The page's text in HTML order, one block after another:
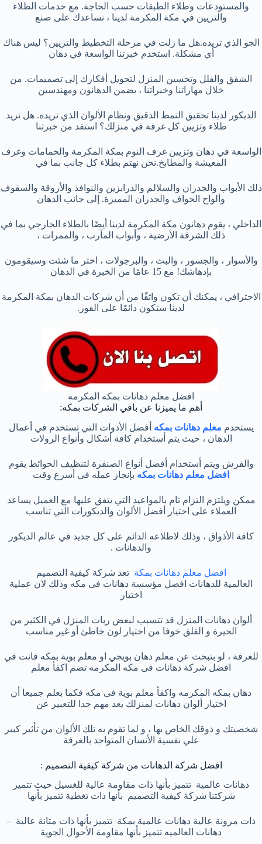
والمستودعات وطلاء الطبقات حسب الحاجة. مع خدمات الطلاء
والتزيين في مكة المكرمة لدينا ، نساعدك على صنع
الجو الذي تريده.هل ما زلت في مرحلة التخطيط والتزيين؟ ليس هناك
أي مشكلة. استخدم خبرتنا الواسعة في دهان
الشقق والفلل وتحسين المنزل لتحويل أفكارك إلى تصميمات. من
خلال مهاراتنا وخبراتنا ، يضمن الدهانون ومهندسين
الديكور لدينا تحقيق النمط الدقيق ونظام الألوان الذي تريده. هل تريد
طلاء وتزيين كل غرفة في منزلك؟ استفد من خبرتنا
الواسعة في دهان وتزيين غرف النوم بمكة المكرمة والحمامات وغرف
المعيشة والمطابخ.نحن نهتم بطلاء كل جانب بما في
ذلك الأبواب والجدران والسلالم والدرابزين والنوافذ والأروقة والسقوف
وألواح الحواف والجدران المميزة. إلى جانب الدهان
الداخلي ، يقوم دهانون مكة المكرمة لدينا أيضًا بالطلاء الخارجي بما في
ذلك الشرفة الأرضية ، وأبواب المآرب ، والممرات ،
والأسوار ، والجسور ، والبث ، والبرجولات ، اختر ما شئت وسيقومون
بإدهاشك! مع 15 عامًا من الخبرة في الدهان
الاحترافي ، يمكنك أن تكون واثقًا من أن شركات الدهان بمكة المكرمة
لدينا ستكون دائمًا على الفور.
افضل معلم دهانات بمكه المكرمه
أهم ما يميزنا عن باقي الشركات بمكه:
يستخدم معلم دهانات بمكه أفضل الأدوات التي تستخدم في أعمال
الدهان ، حيث يتم أستخدام كافة أشكال وأنواع الرولات
والفرش ويتم أستخدام أفضل أنواع الصنفرة لتنظيف الحوائط يقوم
افضل معلم دهانات بمكه بإنجاز عمله في أسرع وقت
ممكن ويلتزم التزام تام بالمواعيد التي يتفق عليها مع العميل يساعد
العملاء على اختيار أفضل الألوان والديكورات التي تناسب
كافة الأذواق ، وذلك لاطلاعه الدائم على كل جديد في عالم الديكور
والدهانات .
افضل معلم دهانات بمكة تعد شركة كيفية التصميم
العالمية للدهانات افضل مؤسسة دهانات فى مكه وذلك لان عملية
اختيار
ألوان دهانات المنزل قد تتسبب لبعض ربات المنزل في الكثير من
الحيرة و القلق خوفا من اختيار لون خاطئ أو غير مناسب
للغرفة ، لو بتبحث عن معلم دهان بويجي او معلم بوية بمكه فانت في
افضل شركة دهانات فى مكه المكرمه تضم اكفأ معلم
دهان بمكه المكرمه واكفأ معلم بوية فى مكه فكما بعلم جميعا أن
اختيار ألوان دهانات لمنزلك يعد مهم جدا للتعبير عن
شخصيتك و ذوقك الخاص بها ، و لما تقوم به تلك الألوان من تأثير كبير
علي نفسية الأنسان المتواجد بالغرفة
افضل شركة الدهانات من شركة كيفية التصميم :
دهانات عالمية تتميز بأنها ذات مقاومة عالية للغسيل حيث تتميز
شركتنا شركة كيفية التصميم بأنها ذات تغطية تتميز بأنها
ذات مرونة عالية دهانات عالمية بمكة تتميز بأنها ذات متانة عالية –
دهانات العالميه تتميز بأنها مقاومة الأحوال الجوية